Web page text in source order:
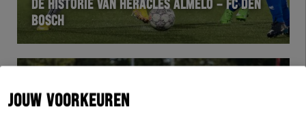
JOUW VOORKEUREN
DE HISTORIE VAN HERACLES ALMELO – FC DEN
BOSCH